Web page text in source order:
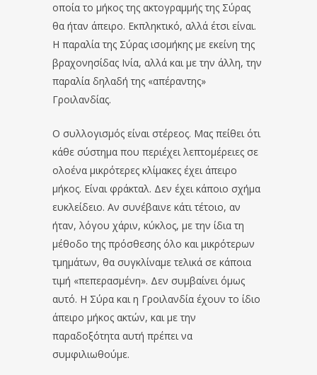
οποία το μήκος της ακτογραμμής της Σύρας
θα ήταν άπειρο. Εκπληκτικό, αλλά έτσι είναι.
Η παραλία της Σύρας ισομήκης με εκείνη της
βραχονησίδας Ινία, αλλά και με την άλλη, την
παραλία δηλαδή της «απέραντης»
Γροιλανδίας.
Ο συλλογισμός είναι στέρεος. Μας πείθει ότι
κάθε σύστημα που περιέχει λεπτομέρειες σε
ολοένα μικρότερες κλίμακες έχει άπειρο
μήκος. Είναι φράκταλ. Δεν έχει κάποιο σχήμα
ευκλείδειο. Αν συνέβαινε κάτι τέτοιο, αν
ήταν, λόγου χάριν, κύκλος, με την ίδια τη
μέθοδο της πρόσθεσης όλο και μικρότερων
τμημάτων, θα συγκλίναμε τελικά σε κάποια
τιμή «πεπερασμένη». Δεν συμβαίνει όμως
αυτό. Η Σύρα και η Γροιλανδία έχουν το ίδιο
άπειρο μήκος ακτών, και με την
παραδοξότητα αυτή πρέπει να
συμφιλιωθούμε.